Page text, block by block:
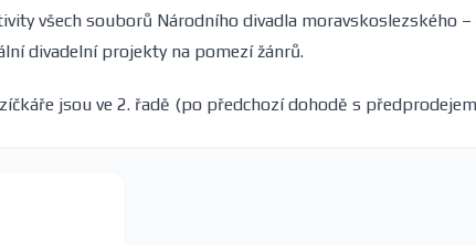
všech souborů Národního divadla moravskoslezského
divadelní projekty na pomezí žánrů.
jsou ve 2. řadě (po předchozí dohodě s